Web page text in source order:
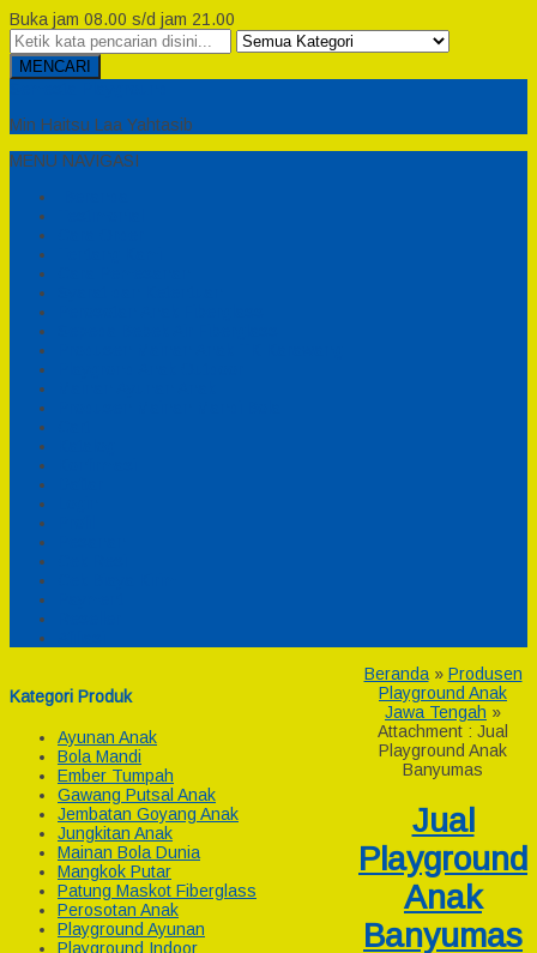
Buka jam 08.00 s/d jam 21.00
MENCARI
Min Haitsu Laa Yahtasib
MENU NAVIGASI
Kategori Produk
Ayunan Anak
Bola Mandi
Ember Tumpah
Gawang Putsal Anak
Jembatan Goyang Anak
Jungkitan Anak
Mainan Bola Dunia
Mangkok Putar
Patung Maskot Fiberglass
Perosotan Anak
Playground Ayunan
Playground Indoor
Beranda» Produsen
Playground Anak
Jawa Tengah »
Attachment : Jual
Playground Anak
Banyumas
Jual
Playground
Anak
Banyumas